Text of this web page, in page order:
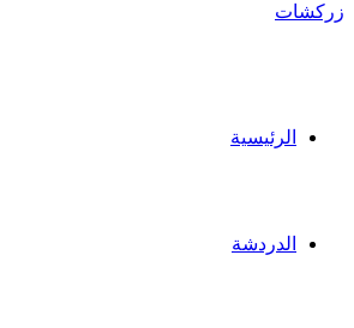
زركشات
الرئيسية
الدردشة